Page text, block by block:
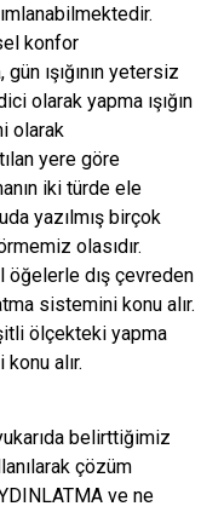
konfor
ışığının yetersiz
olarak yapma ışığın
olarak
yere göre
iki türde ele
yazılmış birçok
olasıdır.
öğelerle dış çevreden
sistemini konu alır.
ölçekteki yapma
alır.
belirttiğimiz
çözüm
ve ne